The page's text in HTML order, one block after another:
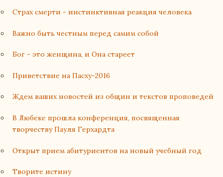
Страх смерти - инстинктивная реакция человека
Важно быть честным перед самим собой
Бог - это женщина, и Она стареет
Приветствие на Пасху-2016
Ждем ваших новостей из общин и текстов проповедей
В Любеке прошла конференция, посвященная
творчеству Пауля Герхардта
Открыт прием абитуриентов на новый учебный год
Творите истину